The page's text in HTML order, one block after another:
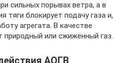
сильных порывах ветра, а в
тяги блокирует подачу газа и,
агрегата. В качестве
природный или сжиженный газ.